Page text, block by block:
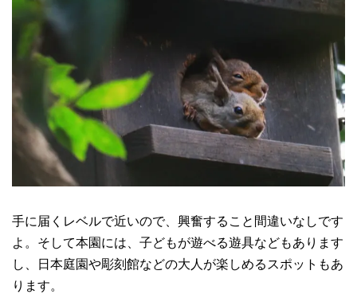
手に届くレベルで近いので、興奮すること間違いなしです
よ。そして本園には、子どもが遊べる遊具などもあります
し、日本庭園や彫刻館などの大人が楽しめるスポットもあ
ります。